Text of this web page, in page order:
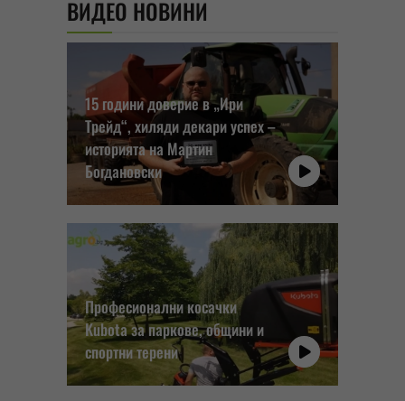
ВИДЕО НОВИНИ
15 години доверие в „Ири
Трейд“, хиляди декари успех –
историята на Мартин
Богдановски
Професионални косачки
Kubota за паркове, общини и
спортни терени